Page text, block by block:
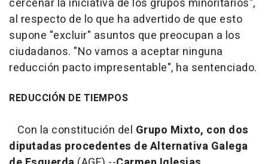
cercenar la iniciativa de los grupos minoritarios",
al respecto de lo que ha advertido de que esto
supone "excluir" asuntos que preocupan a los
ciudadanos. "No vamos a aceptar ninguna
reducción pacto impresentable", ha sentenciado.
REDUCCIÓN DE TIEMPOS
Con la constitución del Grupo Mixto, con dos
diputadas procedentes de Alternativa Galega